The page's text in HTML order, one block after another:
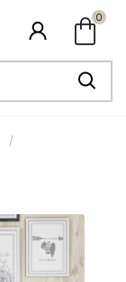
shopping_bag
0